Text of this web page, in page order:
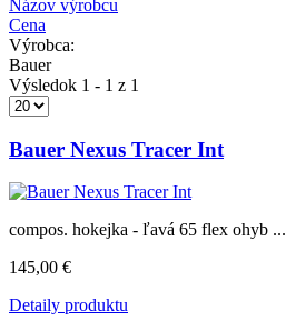
Názov výrobcu
Cena
Výrobca:
Bauer
Výsledok 1 - 1 z 1
Bauer Nexus Tracer Int
compos. hokejka - ľavá 65 flex ohyb ...
145,00 €
Detaily produktu